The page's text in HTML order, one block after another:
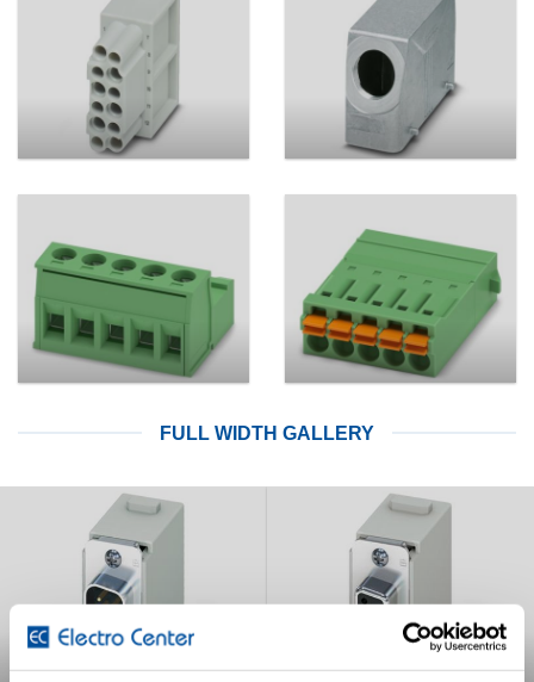
FULL WIDTH GALLERY